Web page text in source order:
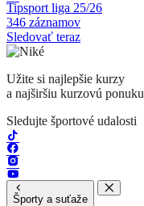
Tipsport liga 25/26
346 záznamov
Sledovať teraz
Užite si najlepšie kurzy
a najširšiu kurzovú ponuku
Sledujte športové udalosti
Športy a suťaže